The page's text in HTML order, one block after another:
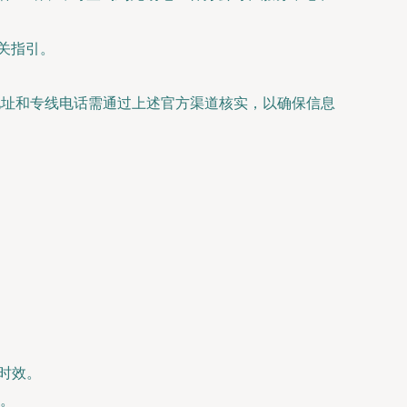
指引。
和专线电话需通过上述官方渠道核实，以确保信息
效。